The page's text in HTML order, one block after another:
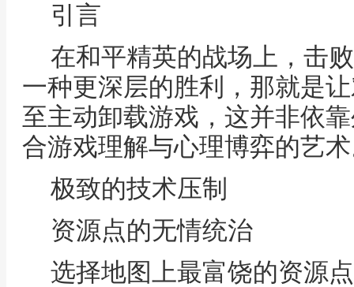
引言
在和平精英的战场上，击
一种更深层的胜利，那就是
至主动卸载游戏，这并非依
合游戏理解与心理博弈的艺
极致的技术压制
资源点的无情统治
选择地图上最富饶的资源